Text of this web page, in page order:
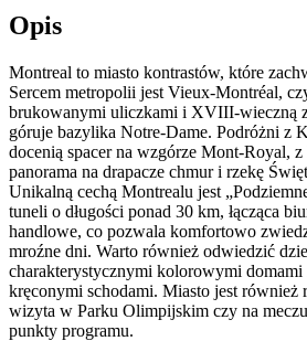
Opis
Montreal to miasto kontrastów, które
Sercem metropolii jest Vieux-Montréal,
brukowanymi uliczkami i XVIII-wieczną
góruje bazylika Notre-Dame. Podróżni z
docenią spacer na wzgórze Mont-Royal,
panorama na drapacze chmur i rzekę
Unikalną cechą Montrealu jest
tuneli o długości ponad 30 km, łącząca
handlowe, co pozwala komfortowo
mroźne dni. Warto również odwiedzić
charakterystycznymi kolorowymi
kręconymi schodami. Miasto jest również
wizyta w Parku Olimpijskim czy na
punkty programu.